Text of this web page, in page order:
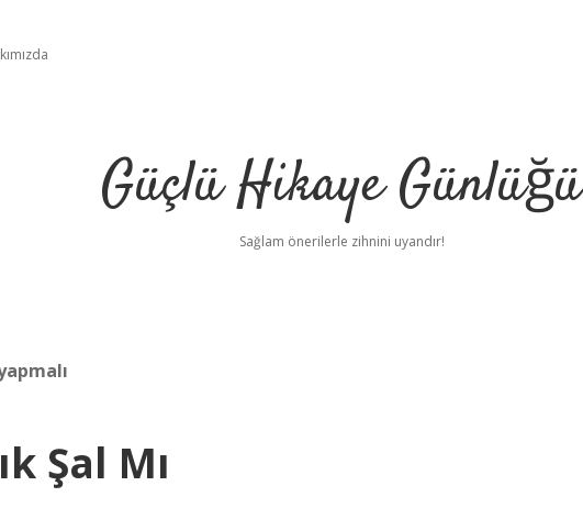
Güçlü Hikaye Günlüğü
Sağlam önerilerle zihnini uyandır!
Şal Mı